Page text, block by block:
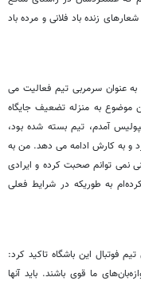
زنده باد فلانی و مرده باد
عنوان سرمربی تیم فعالیت می
موضوع به منزله تضعیف جایگاه
آمدم، تیم بسته شده بود،
و به کارش ادامه می دهد. من به
نمی توانم صحبت کرده و ایرادی
به طوریکه در شرایط فعلی
فوتبال این باشگاه تاکید کرد:
ما قوی باشند. باید آنها